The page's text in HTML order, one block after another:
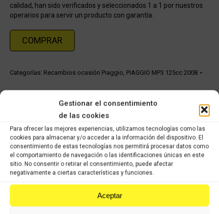
Gestionar el consentimiento
de las cookies
Para ofrecer las mejores experiencias, utilizamos tecnologías como las
cookies para almacenar y/o acceder a la información del dispositivo. El
consentimiento de estas tecnologías nos permitirá procesar datos como
el comportamiento de navegación o las identificaciones únicas en este
sitio. No consentir o retirar el consentimiento, puede afectar
negativamente a ciertas características y funciones.
Aceptar
calidad, han sido verificados y seleccionados 1 a 1 por nuestros
operarios para servir un producto con garantía.
COMPRAR
Categorías: Recambios ocasión Piaggio PIAGGIO MP3 125cc 2008
Share this product
Share
on
X
on
Facebook
on
Pinterest
on
LinkedIn
Productos relacionados
Piaggio Beberly 500cc